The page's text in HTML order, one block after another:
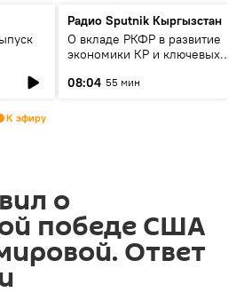
Радио Sputnik Кыргызстан
О вкладе РКФР в развитие
экономики КР и ключевых
08:04 55 мин
К эфиру
о
победе США
Ответ